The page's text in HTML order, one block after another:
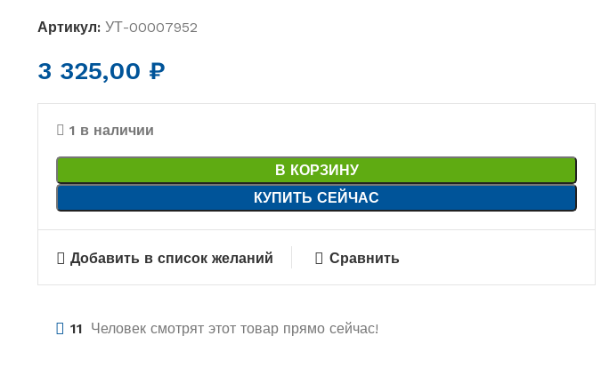
Артикул: УТ-00007952
3 325,00 ₽
1 в наличии
В КОРЗИНУ
КУПИТЬ СЕЙЧАС
Добавить в список желаний Сравнить
11 Человек смотрят этот товар прямо сейчас!